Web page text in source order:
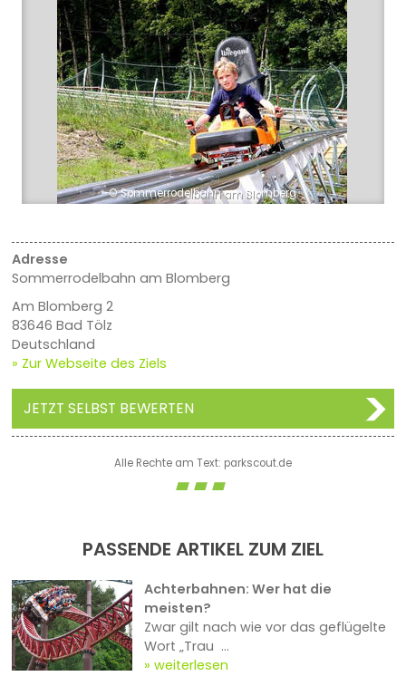
© Sommerrodelbahn am Blomberg
Adresse
Sommerrodelbahn am Blomberg
Am Blomberg 2
83646 Bad Tölz
Deutschland
» Zur Webseite des Ziels
JETZT SELBST BEWERTEN
Alle Rechte am Text: parkscout.de
PASSENDE ARTIKEL ZUM ZIEL
Achterbahnen: Wer hat die
meisten?
Zwar gilt nach wie vor das geflügelte
Wort „Trau ...
weiterlesen